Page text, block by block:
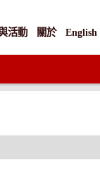
活動 關於 English